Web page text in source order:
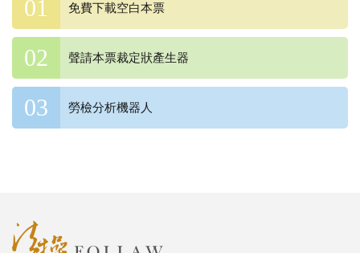
免費下載空白本票
聲請本票裁定狀產生器
勞檢分析機器人